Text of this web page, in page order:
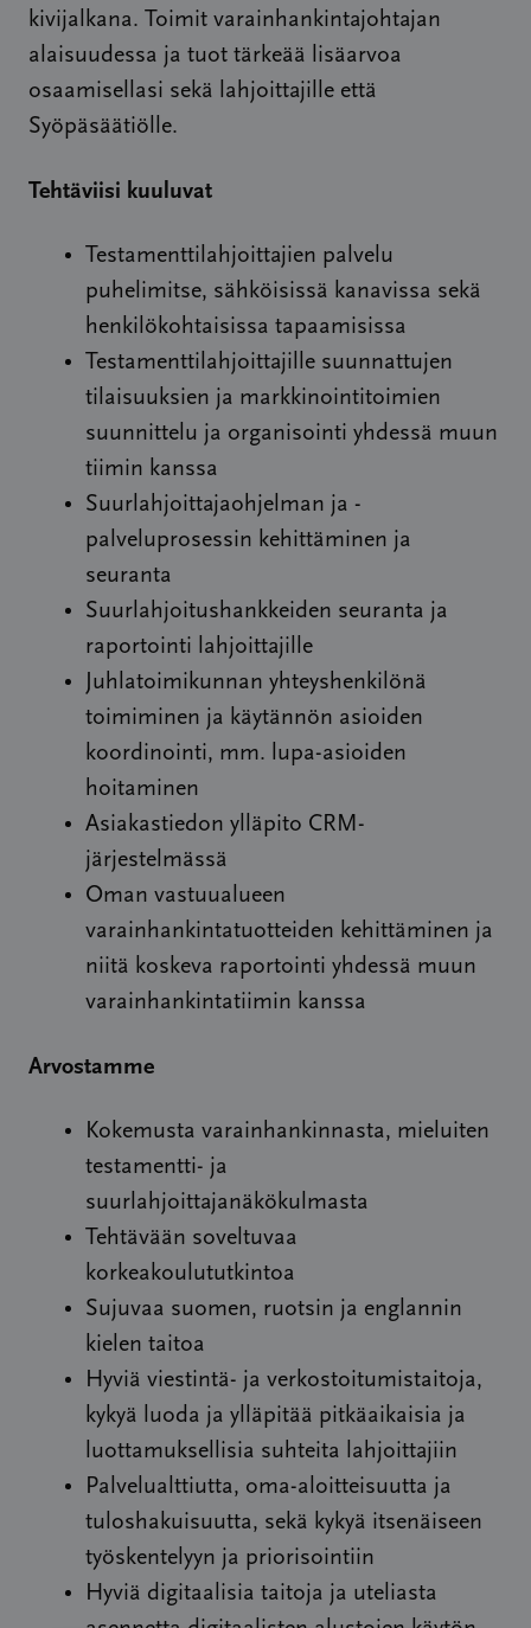
kivijalkana. Toimit varainhankintajohtajan
alaisuudessa ja tuot tärkeää lisäarvoa
osaamisellasi sekä lahjoittajille että
Syöpäsäätiölle.
Tehtäviisi kuuluvat
Testamenttilahjoittajien palvelu
puhelimitse, sähköisissä kanavissa sekä
henkilökohtaisissa tapaamisissa
Testamenttilahjoittajille suunnattujen
tilaisuuksien ja markkinointitoimien
suunnittelu ja organisointi yhdessä muun
tiimin kanssa
Suurlahjoittajaohjelman ja -
palveluprosessin kehittäminen ja
seuranta
Suurlahjoitushankkeiden seuranta ja
raportointi lahjoittajille
Juhlatoimikunnan yhteyshenkilönä
toimiminen ja käytännön asioiden
koordinointi, mm. lupa-asioiden
hoitaminen
Asiakastiedon ylläpito CRM-
järjestelmässä
Oman vastuualueen
varainhankintatuotteiden kehittäminen ja
niitä koskeva raportointi yhdessä muun
varainhankintatiimin kanssa
Arvostamme
Kokemusta varainhankinnasta, mieluiten
testamentti- ja
suurlahjoittajanäkökulmasta
Tehtävään soveltuvaa
korkeakoulututkintoa
Sujuvaa suomen, ruotsin ja englannin
kielen taitoa
Hyviä viestintä- ja verkostoitumistaitoja,
kykyä luoda ja ylläpitää pitkäaikaisia ja
luottamuksellisia suhteita lahjoittajiin
Palvelualttiutta, oma-aloitteisuutta ja
tuloshakuisuutta, sekä kykyä itsenäiseen
työskentelyyn ja priorisointiin
Hyviä digitaalisia taitoja ja uteliasta